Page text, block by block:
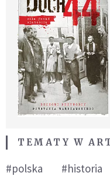
TEMATY W
#polska #historia